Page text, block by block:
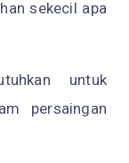
sekecil apa
untuk
persaingan